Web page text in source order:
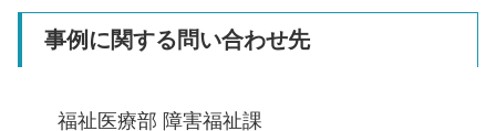
事例に関する問い合わせ先
福祉医療部 障害福祉課